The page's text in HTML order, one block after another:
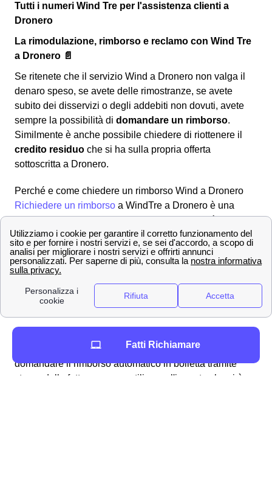
Tutti i numeri Wind Tre per l'assistenza clienti a
Dronero
La rimodulazione, rimborso e reclamo con Wind Tre
a Dronero 📄
Se ritenete che il servizio Wind a Dronero non valga il
denaro speso, se avete delle rimostranze, se avete
subito dei disservizi o degli addebiti non dovuti, avete
sempre la possibilità di domandare un rimborso.
Similmente è anche possibile chiedere di riottenere il
credito residuo che si ha sulla propria offerta
sottoscritta a Dronero.
Perché e come chiedere un rimborso Wind a Dronero
Richiedere un rimborso a WindTre a Dronero è una
procedura alquanto semplice e lineare che può essere
svolta per molteplici ragioni, ad esempio:
fatturazioni errate
addebito ogni 28 giorni
problemi con la business SIM windtre a
Dronero
richiesta del credito residuo
a Dronero vi sono molteplici modalità: si può
domandare il rimborso automatico in bolletta tramite
storno della fattura oppure utilizzare l'importo che vi è
Fatti Richiamare